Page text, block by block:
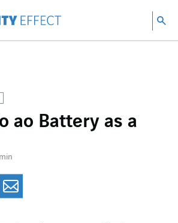
inicial
ao Battery as a
no no
Compartilhar no